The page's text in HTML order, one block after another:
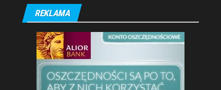
REKLAMA